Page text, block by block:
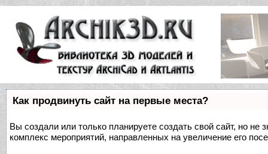
Как продвинуть сайт на первые места?
Вы создали или только планируете создать свой сайт, но не
комплекс мероприятий, направленных на увеличение его